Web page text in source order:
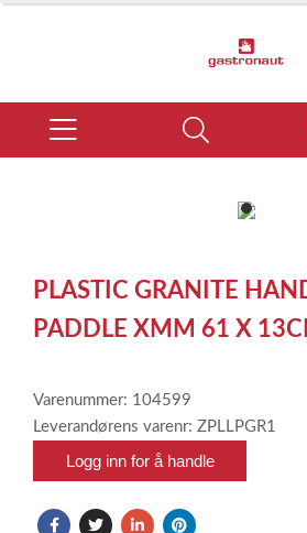
item
of
1
PLASTIC GRANITE
PADDLE XMM 61 X
Varenummer: 104599
Leverandørens varenr: ZPLLPGR1
Logg inn for å handle